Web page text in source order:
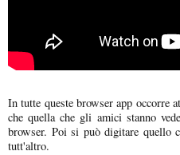
In tutte queste browser app occorre
che quella che gli amici stanno
browser. Poi si può digitare quello
tutt'altro.